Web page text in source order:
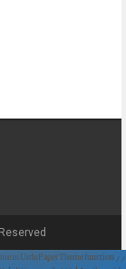
in UrduPaper Theme function